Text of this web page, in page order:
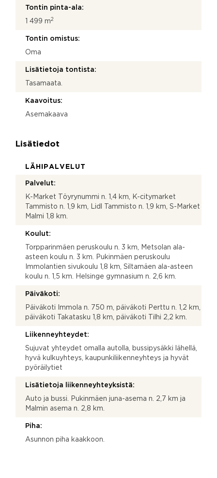
Tontin pinta-ala:
1 499 m2
Tontin omistus:
Oma
Lisätietoja tontista:
Tasamaata.
Kaavoitus:
Asemakaava
Lisätiedot
LÄHIPALVELUT
Palvelut:
K-Market Töyrynummi n. 1,4 km, K-citymarket
Tammisto n. 1,9 km, Lidl Tammisto n. 1,9 km, S-Market
Malmi 1,8 km.
Koulut:
Torpparinmäen peruskoulu n. 3 km, Metsolan ala-
asteen koulu n. 3 km. Pukinmäen peruskoulu
Immolantien sivukoulu 1,8 km, Siltamäen ala-asteen
koulu n. 1,5 km. Helsinge gymnasium n. 2,6 km.
Päiväkoti:
Päiväkoti Immola n. 750 m, päiväkoti Perttu n. 1,2 km,
päiväkoti Takatasku 1,8 km, päiväkoti Tilhi 2,2 km.
Liikenneyhteydet:
Sujuvat yhteydet omalla autolla, bussipysäkki lähellä,
hyvä kulkuyhteys, kaupunkiliikenneyhteys ja hyvät
pyöräilytiet
Lisätietoja liikenneyhteyksistä:
Auto ja bussi. Pukinmäen juna-asema n. 2,7 km ja
Malmin asema n. 2,8 km.
Piha:
Asunnon piha kaakkoon.